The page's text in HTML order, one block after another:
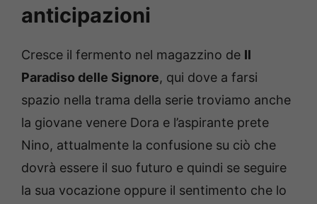
anticipazioni
Cresce il fermento nel magazzino de Il
Paradiso delle Signore, qui dove a farsi
spazio nella trama della serie troviamo anche
la giovane venere Dora e l’aspirante prete
Nino, attualmente la confusione su ciò che
dovrà essere il suo futuro e quindi se seguire
la sua vocazione oppure il sentimento che lo